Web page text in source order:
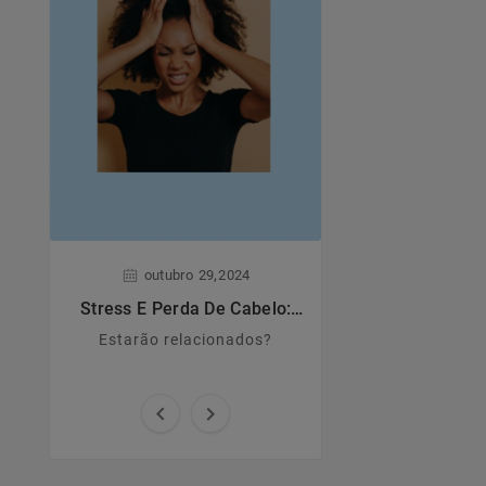
outubro 29, 2024
Stress E Perda De Cabelo:
Estarão relacionados?
 